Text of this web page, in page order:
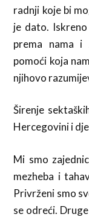
radnji koje bi
je dato.
prema nama i
pomoći koja
njihovo
Širenje
Hercegovini i
Mi smo
mezheba i
Privrženi smo
se odreći.